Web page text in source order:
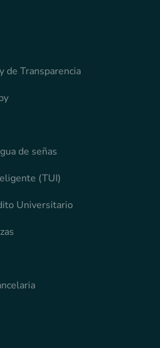
de Transparencia
de señas
(TUI)
Universitario